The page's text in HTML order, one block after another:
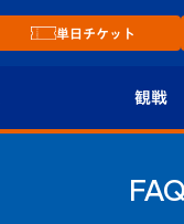
単日チケット
観戦
FAQ